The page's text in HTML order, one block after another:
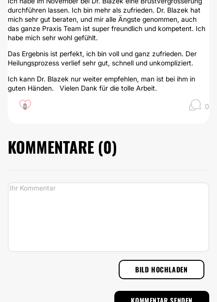
durchführen lassen. Ich bin mehr als zufrieden. Dr. Blazek hat
mich sehr gut beraten, und mir alle Ängste genommen, auch
das ganze Praxis Team ist super freundlich und kompetent. Ich
habe mich sehr wohl gefühlt.
Das Ergebnis ist perfekt, ich bin voll und ganz zufrieden. Der
Heilungsprozess verlief sehr gut, schnell und unkompliziert.
Ich kann Dr. Blazek nur weiter empfehlen, man ist bei ihm in
guten Händen. Vielen Dank für die tolle Arbeit.
0 0
KOMMENTARE (0)
BILD HOCHLADEN